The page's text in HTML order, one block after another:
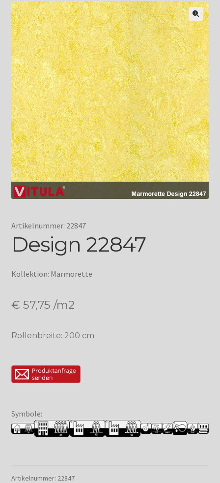
Artikelnummer: 22847
Design 22847
Kollektion: Marmorette
€ 57,75 /m2
Rollenbreite: 200 cm
Symbole:
Artikelnummer: 22847